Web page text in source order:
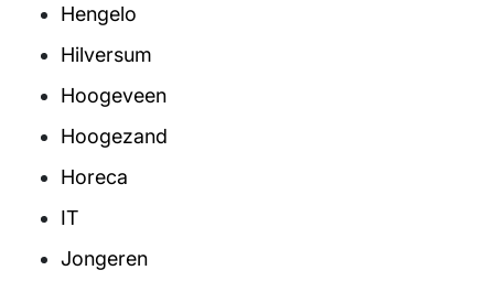
Hengelo
Hilversum
Hoogeveen
Hoogezand
Horeca
IT
Jongeren